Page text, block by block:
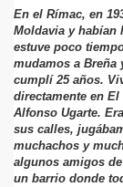
En el Rímac, en
Moldavia y habían
estuve poco
mudamos a Breña
cumplí 25 años.
directamente en
Alfonso Ugarte.
sus calles,
muchachos y
algunos amigos
un barrio donde